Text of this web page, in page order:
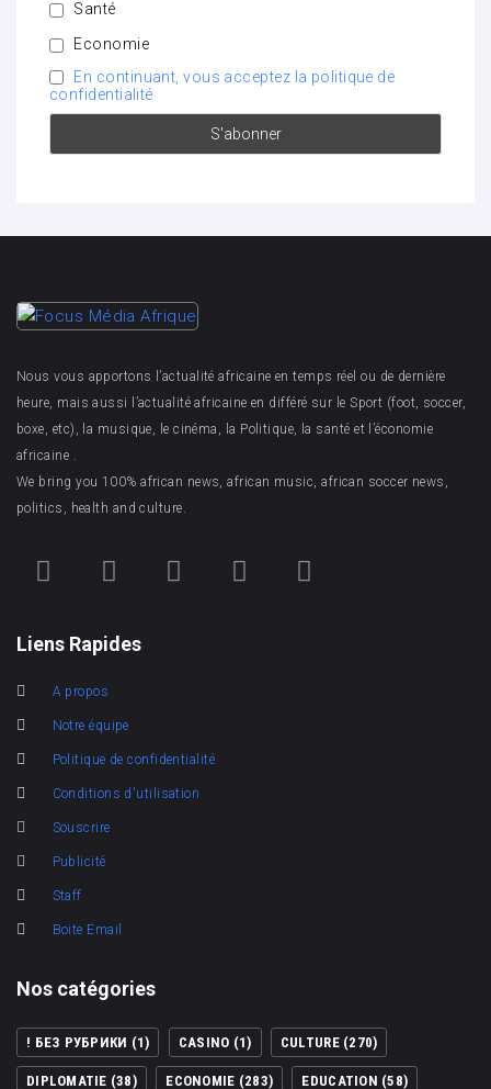
Santé
Economie
En continuant, vous acceptez la politique de
confidentialité
Nous vous apportons l’actualité africaine en temps réel ou de dernière
heure, mais aussi l’actualité africaine en différé sur le Sport (foot, soccer,
boxe, etc), la musique, le cinéma, la Politique, la santé et l’économie
africaine .
We bring you 100% african news, african music, african soccer news,
politics, health and culture.
Liens Rapides
A propos
Notre équipe
Politique de confidentialité
Conditions d'utilisation
Souscrire
Publicité
Staff
Boite Email
Nos catégories
! БЕЗ РУБРИКИ (1) CASINO (1) CULTURE(270)
DIPLOMATIE (38) ECONOMIE (283) EDUCATION (58)